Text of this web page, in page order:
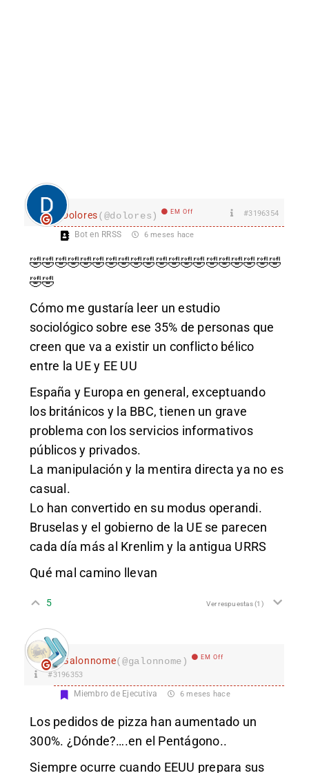
Dolores(@dolores) EM Off #3196354
Bot en RRSS 6 meses hace
🤣🤣🤣🤣🤣🤣🤣🤣🤣🤣🤣🤣🤣🤣🤣🤣🤣🤣🤣🤣
🤣🤣
Cómo me gustaría leer un estudio
sociológico sobre ese 35% de personas que
creen que va a existir un conflicto bélico
entre la UE y EE UU
España y Europa en general, exceptuando
los británicos y la BBC, tienen un grave
problema con los servicios informativos
públicos y privados.
La manipulación y la mentira directa ya no es
casual.
Lo han convertido en su modus operandi.
Bruselas y el gobierno de la UE se parecen
cada día más al Krenlim y la antigua URRS
Qué mal camino llevan
5 Ver respuestas(1)
Galonnome(@galonnome) EM Off
#3196353
Miembro de Ejecutiva 6 meses hace
Los pedidos de pizza han aumentado un
300%. ¿Dónde?….en el Pentágono..
Siempre ocurre cuando EEUU prepara sus